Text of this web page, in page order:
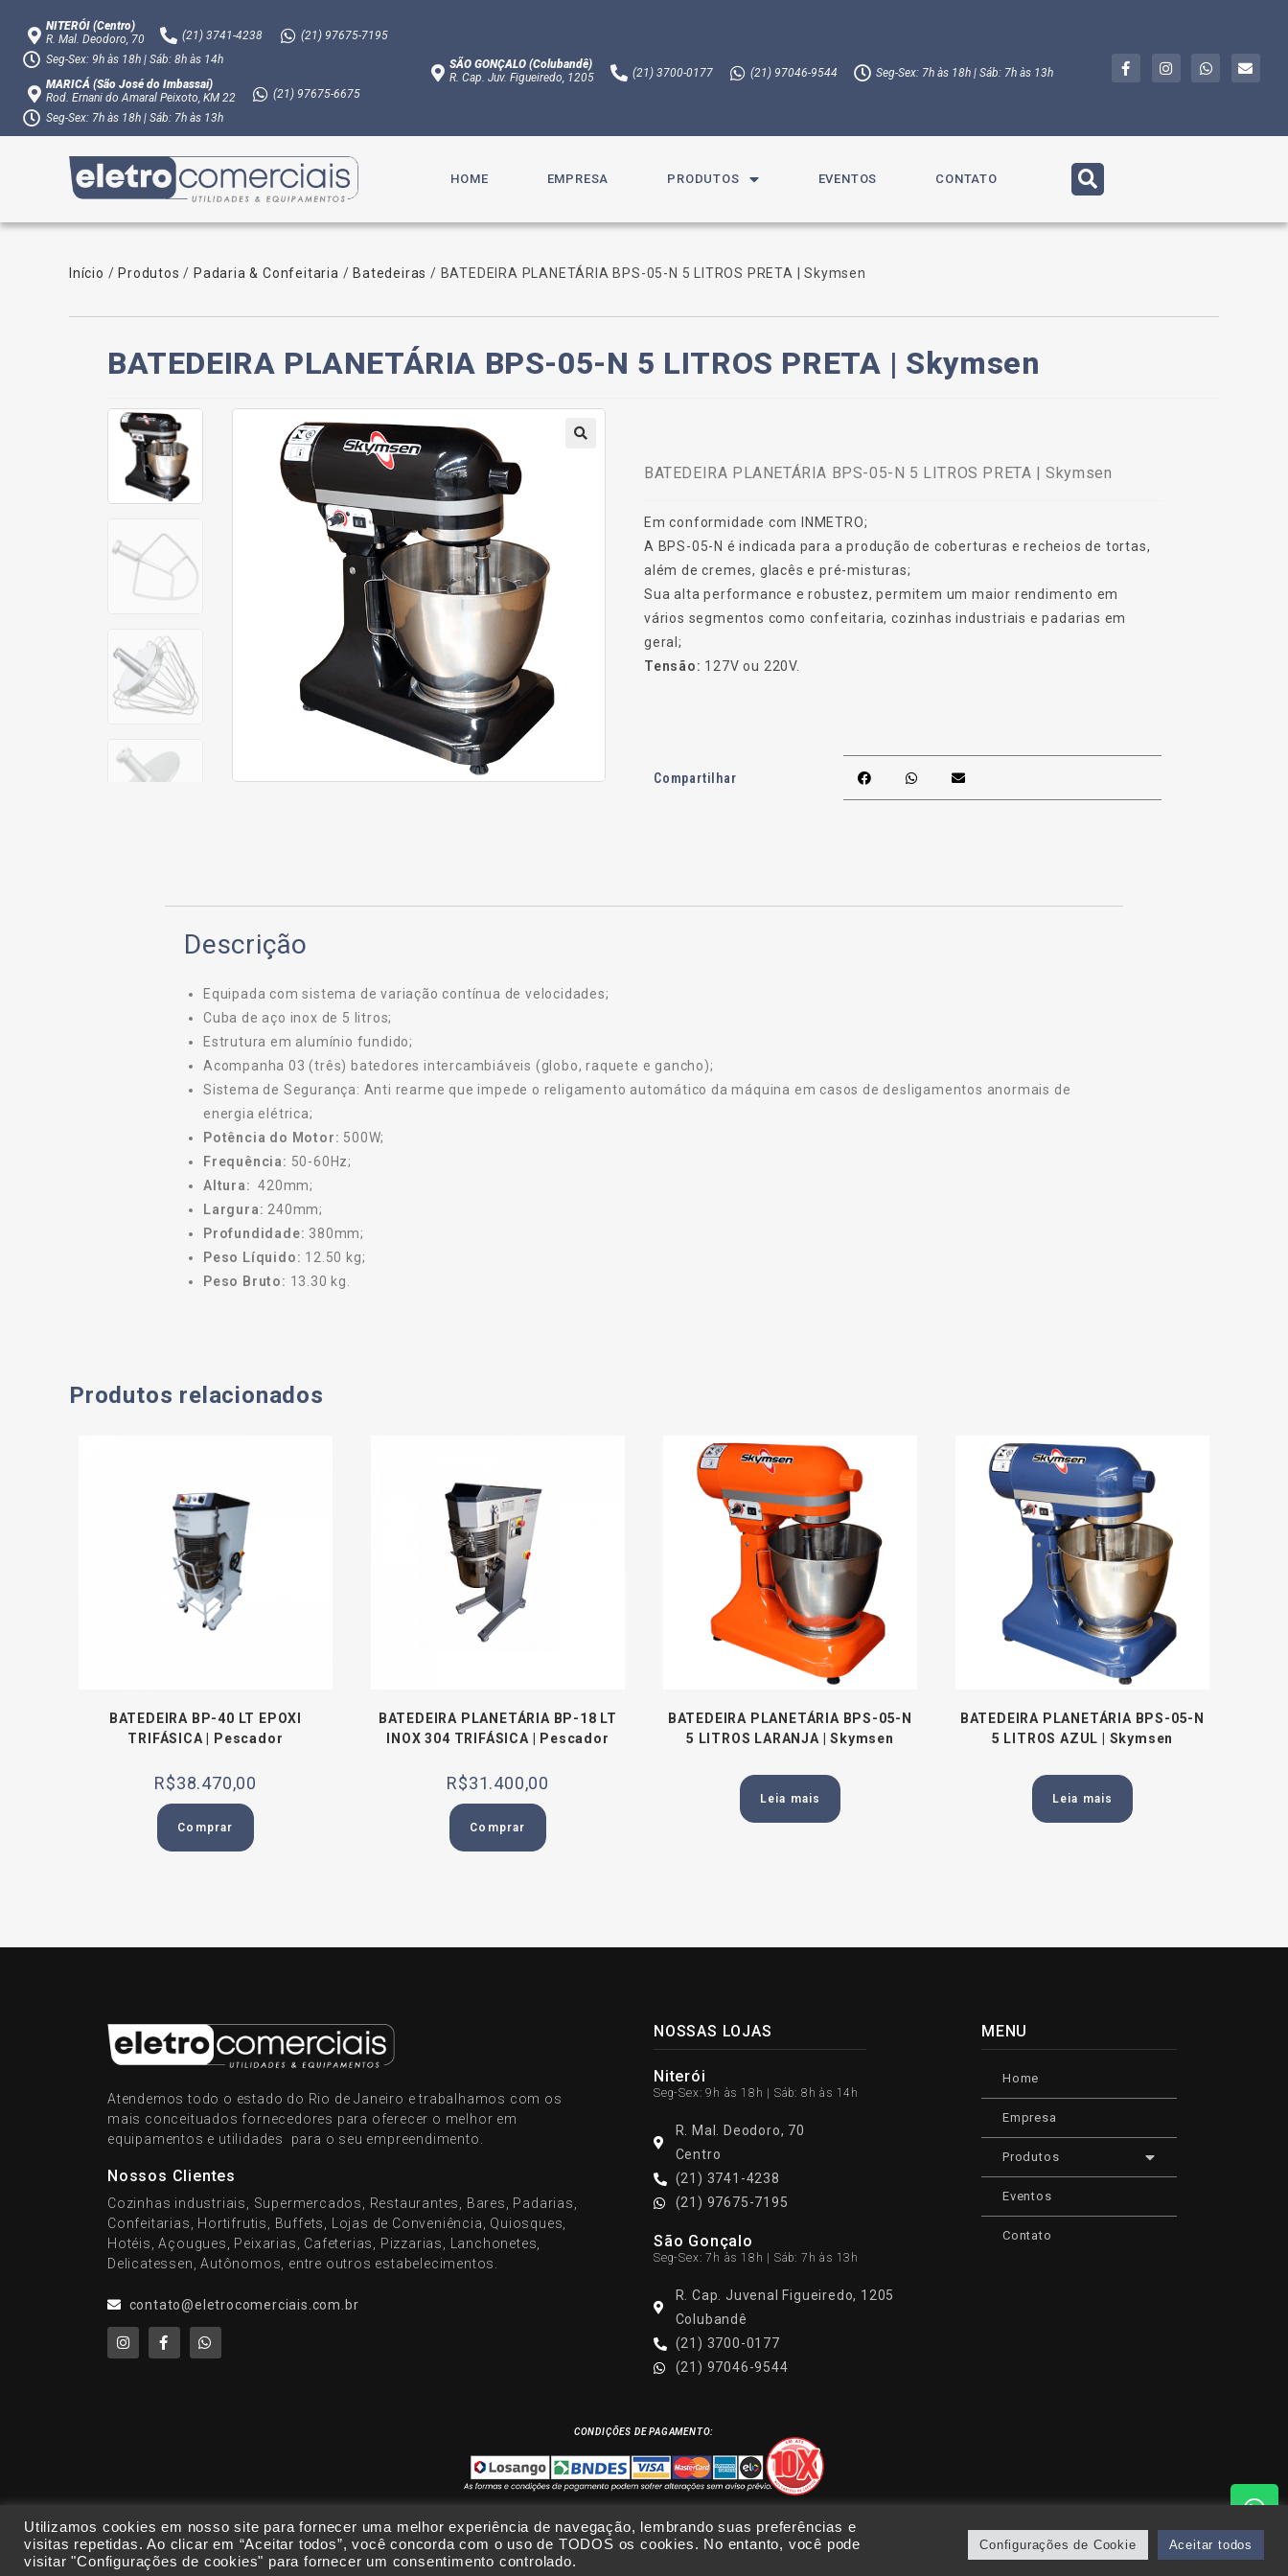
NITERÓI (Centro)
R. Mal. Deodoro, 70
(21) 3741-4238 (21) 97675-7195
Seg-Sex: 9h às 18h | Sáb: 8h às 14h
MARICÁ (São José do Imbassaí)
Rod. Ernani do Amaral Peixoto, KM 22
(21) 97675-6675
Seg-Sex: 7h às 18h | Sáb: 7h às 13h
SÃO GONÇALO (Colubandê)
R. Cap. Juv. Figueiredo, 1205​
(21) 3700-0177 (21) 97046-9544 Seg-Sex: 7h às 18h | Sáb: 7h às 13h
HOME EMPRESA PRODUTOS EVENTOS CONTATO
Início / Produtos / Padaria & Confeitaria / Batedeiras / BATEDEIRA PLANETÁRIA BPS-05-N 5 LITROS PRETA | Skymsen
BATEDEIRA PLANETÁRIA BPS-05-N 5 LITROS PRETA | Skymsen
BATEDEIRA PLANETÁRIA BPS-05-N 5 LITROS PRETA | Skymsen
Em conformidade com INMETRO;
A BPS-05-N é indicada para a produção de coberturas e recheios de tortas,
além de cremes, glacês e pré-misturas;
Sua alta performance e robustez, permitem um maior rendimento em
vários segmentos como confeitaria, cozinhas industriais e padarias em
geral;
Tensão: 127V ou 220V.
Compartilhar
Descrição
Equipada com sistema de variação contínua de velocidades;
Cuba de aço inox de 5 litros;
Estrutura em alumínio fundido;
Acompanha 03 (três) batedores intercambiáveis (globo, raquete e gancho);
Sistema de Segurança: Anti rearme que impede o religamento automático da máquina em casos de desligamentos anormais de
energia elétrica;
Potência do Motor: 500W;
Frequência: 50-60Hz;
Altura: 420mm;
Largura: 240mm;
Profundidade: 380mm;
Peso Líquido: 12.50 kg;
Peso Bruto: 13.30 kg.
Produtos relacionados
BATEDEIRA BP-40 LT EPOXI
TRIFÁSICA | Pescador
R$38.470,00
Comprar
BATEDEIRA PLANETÁRIA BP-18 LT
INOX 304 TRIFÁSICA | Pescador
R$31.400,00
Comprar
BATEDEIRA PLANETÁRIA BPS-05-N
5 LITROS LARANJA | Skymsen
Leia mais
BATEDEIRA PLANETÁRIA BPS-05-N
5 LITROS AZUL | Skymsen
Leia mais
Atendemos todo o estado do Rio de Janeiro e trabalhamos com os
mais conceituados fornecedores para oferecer o melhor em
equipamentos e utilidades para o seu empreendimento.
Nossos Clientes
Cozinhas industriais, Supermercados, Restaurantes, Bares, Padarias,
Confeitarias, Hortifrutis, Buffets, Lojas de Conveniência, Quiosques,
Hotéis, Açougues, Peixarias, Cafeterias, Pizzarias, Lanchonetes,
Delicatessen, Autônomos, entre outros estabelecimentos.
contato@eletrocomerciais.com.br
NOSSAS LOJAS
Niterói
Seg-Sex: 9h às 18h | Sáb: 8h às 14h
R. Mal. Deodoro, 70
Centro
(21) 3741-4238
(21) 97675-7195
São Gonçalo
Seg-Sex: 7h às 18h | Sáb: 7h às 13h
R. Cap. Juvenal Figueiredo, 1205
Colubandê
(21) 3700-0177
(21) 97046-9544
MENU
Home
Empresa
Produtos
Eventos
Contato
CONDIÇÕES DE PAGAMENTO:
© 2021 Eletrocomerciais | Todos os direitos reservados
Utilizamos cookies em nosso site para fornecer uma melhor experiência de navegação, lembrando suas preferências e
visitas repetidas. Ao clicar em “Aceitar todos”, você concorda com o uso de TODOS os cookies. No entanto, você pode
visitar "Configurações de cookies" para fornecer um consentimento controlado.
Configurações de Cookie Aceitar todos